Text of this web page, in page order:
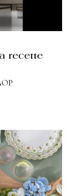
recette